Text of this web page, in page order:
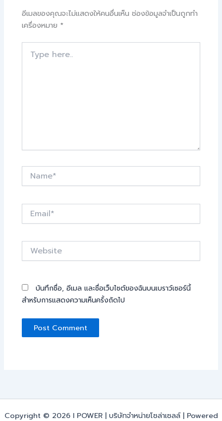
อีเมลของคุณจะไม่แสดงให้คนอื่นเห็น ช่องข้อมูลจำเป็นถูกทำ
เครื่องหมาย *
here..
Email*
Website
บันทึกชื่อ, อีเมล และชื่อเว็บไซต์ของฉันบนเบราว์เซอร์นี้
สำหรับการแสดงความเห็นครั้งถัดไป
Copyright © 2026 I POWER | บริษัทจำหน่ายโซล่าเซลล์ | Powered